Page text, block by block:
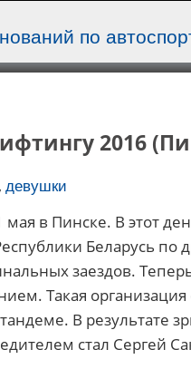
по
2016
девушки
мая в Пинске. В этот
Беларусь по
заездов.
Такая
В результате
стал Сергей